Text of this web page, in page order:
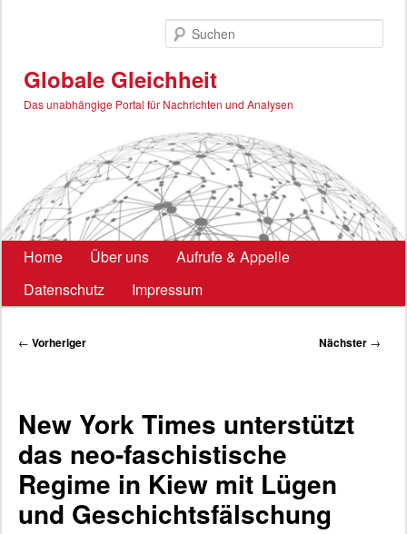
Globale Gleichheit
Das unabhängige Portal für Nachrichten und Analysen
Hauptmenü
Home Über uns
Aufrufe & Appelle
Datenschutz
Impressum
Beitragsnavigation
← Vorheriger Nächster →
New York Times unterstützt
das neo-faschistische
Regime in Kiew mit Lügen
und Geschichtsfälschung